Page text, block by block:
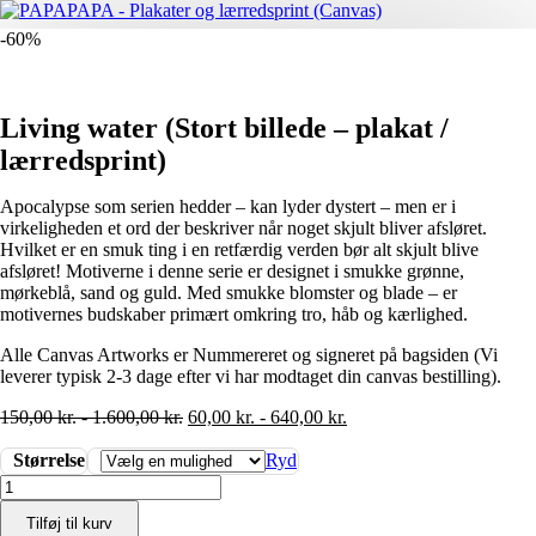
-60%
Living water (Stort billede – plakat /
lærredsprint)
Apocalypse som serien hedder – kan lyder dystert – men er i
virkeligheden et ord der beskriver når noget skjult bliver afsløret.
Hvilket er en smuk ting i en retfærdig verden bør alt skjult blive
afsløret! Motiverne i denne serie er designet i smukke grønne,
mørkeblå, sand og guld. Med smukke blomster og blade – er
motivernes budskaber primært omkring tro, håb og kærlighed.
Alle Canvas Artworks er Nummereret og signeret på bagsiden (Vi
leverer typisk 2-3 dage efter vi har modtaget din canvas bestilling).
150,00kr.-1.600,00kr. 60,00 kr. - 640,00 kr.
Størrelse
Ryd
Living
water
(StortTilføj til kurv